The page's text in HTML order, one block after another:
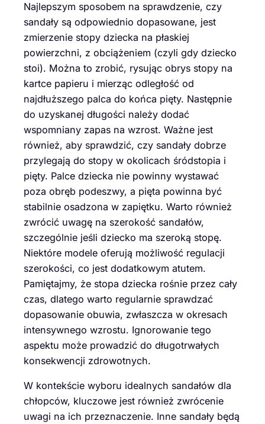
Najlepszym sposobem na sprawdzenie, czy
sandały są odpowiednio dopasowane, jest
zmierzenie stopy dziecka na płaskiej
powierzchni, z obciążeniem (czyli gdy dziecko
stoi). Można to zrobić, rysując obrys stopy na
kartce papieru i mierząc odległość od
najdłuższego palca do końca pięty. Następnie
do uzyskanej długości należy dodać
wspomniany zapas na wzrost. Ważne jest
również, aby sprawdzić, czy sandały dobrze
przylegają do stopy w okolicach śródstopia i
pięty. Palce dziecka nie powinny wystawać
poza obręb podeszwy, a pięta powinna być
stabilnie osadzona w zapiętku. Warto również
zwrócić uwagę na szerokość sandałów,
szczególnie jeśli dziecko ma szeroką stopę.
Niektóre modele oferują możliwość regulacji
szerokości, co jest dodatkowym atutem.
Pamiętajmy, że stopa dziecka rośnie przez cały
czas, dlatego warto regularnie sprawdzać
dopasowanie obuwia, zwłaszcza w okresach
intensywnego wzrostu. Ignorowanie tego
aspektu może prowadzić do długotrwałych
konsekwencji zdrowotnych.
W kontekście wyboru idealnych sandałów dla
chłopców, kluczowe jest również zwrócenie
uwagi na ich przeznaczenie. Inne sandały będą